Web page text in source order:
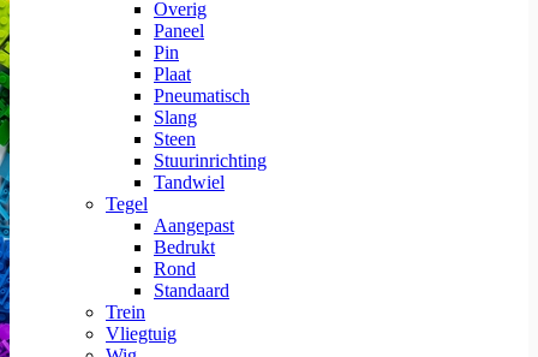
Overig
Paneel
Pin
Plaat
Pneumatisch
Slang
Steen
Stuurinrichting
Tandwiel
Tegel
Aangepast
Bedrukt
Rond
Standaard
Trein
Vliegtuig